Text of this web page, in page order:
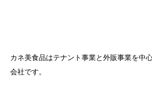
カネ美食品はテナント事業と外販事業を中
会社です。